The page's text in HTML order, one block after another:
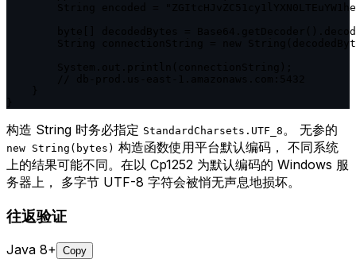
String encoded =
byte[] decodedBytes =
String connectionString = new
构造 String 时务必指定 StandardCharsets.UTF_8 。 无参的
new String(bytes) 构造函数使用平台默认编码， 不同系统
上的结果可能不同。在以 Cp1252 为默认编码的 Windows 服
务器上， 多字节 UTF-8 字符会被悄无声息地损坏。
往返验证
Java 8+ Copy